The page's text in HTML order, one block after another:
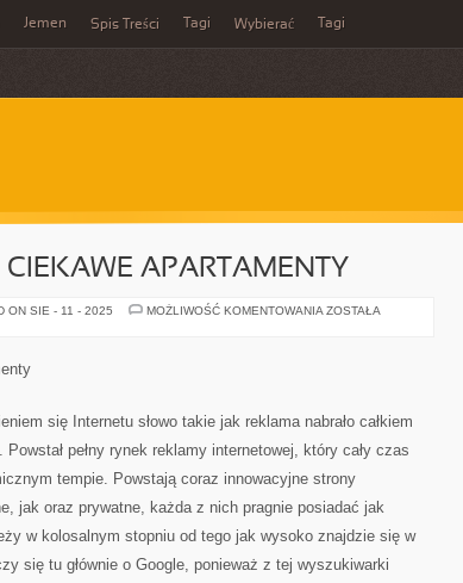
Jemen Spis Treści Tagi Wybierać Tagi
APARTAMENTY
ON SIE - 11 - 2025 MOŻLIWOŚĆ KOMENTOWANIA KOMFORTOWE
ZOSTAŁA
się Internetu słowo takie jak reklama nabrało całkiem
pełny rynek reklamy internetowej, który cały czas
tempie. Powstają coraz innowacyjne strony
jak oraz prywatne, każda z nich pragnie posiadać jak
w kolosalnym stopniu od tego jak wysoko znajdzie się w
się tu głównie o Google, ponieważ z tej wyszukiwarki